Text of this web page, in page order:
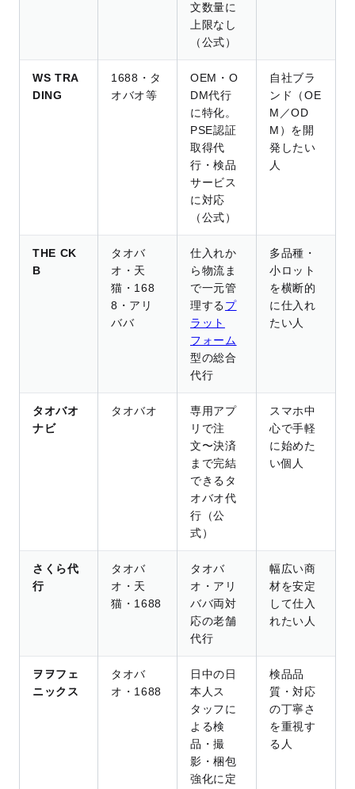
文数量に
上限なし
（公式）
WS TRA
DING
1688・タ
オバオ等
OEM・O
DM代行
に特化。
PSE認証
取得代
行・検品
サービス
に対応
（公式）
自社ブラ
ンド（OE
M／OD
M）を開
発したい
人
THE CK
B
タオバ
オ・天
猫・168
8・アリ
ババ
仕入れか
ら物流ま
で一元管
理するプ
ラット
フォーム
型の総合
代行
多品種・
小ロット
を横断的
に仕入れ
たい人
タオバオ
ナビ
タオバオ
専用アプ
リで注
文〜決済
まで完結
できるタ
オバオ代
行（公
式）
スマホ中
心で手軽
に始めた
い個人
さくら代
行
タオバ
オ・天
猫・1688
タオバ
オ・アリ
ババ両対
応の老舗
代行
幅広い商
材を安定
して仕入
れたい人
ヲヲフェ
ニックス
タオバ
オ・1688
日中の日
本人ス
タッフに
よる検
品・撮
影・梱包
強化に定
検品品
質・対応
の丁寧さ
を重視す
る人